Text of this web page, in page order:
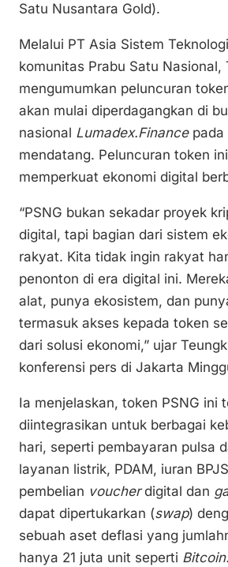
Satu Nusantara Gold).
Melalui PT Asia Sistem
komunitas Prabu Satu Nasional,
mengumumkan peluncuran
akan mulai diperdagangkan di
nasional Lumadex.Financepada
mendatang. Peluncuran token
memperkuat ekonomi digital
“PSNG bukan sekadar proyek
digital, tapi bagian dari sistem
rakyat. Kita tidak ingin rakyat
penonton di era digital ini.
alat, punya ekosistem, dan
termasuk akses kepada token
dari solusi ekonomi,” ujar
konferensi pers di Jakarta
Ia menjelaskan, token PSNG ini
diintegrasikan untuk berbagai
hari, seperti pembayaran pulsa
layanan listrik, PDAM, iuran
pembelian voucherdigital dan
dapat dipertukarkan (swap)
sebuah aset deflasi yang
hanya 21 juta unit seperti Bitcoin.